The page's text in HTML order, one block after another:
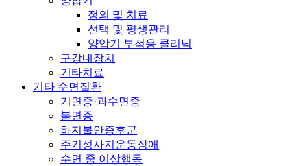
정의 및 치료
선택 및 평생관리
양압기 부적응 클리닉
구강내장치
기타치료
기타 수면질환
기면증·과수면증
불면증
하지불안증후군
주기성사지운동장애
수면 중 이상행동